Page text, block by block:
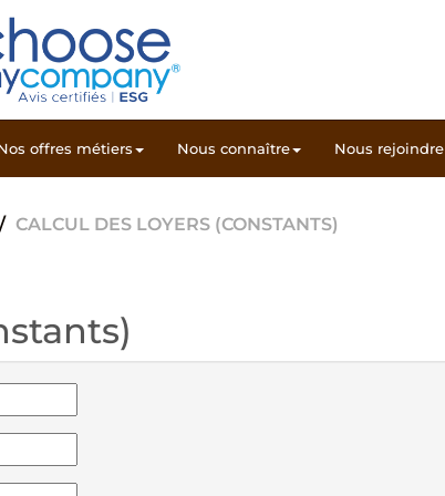
offres métiers Nous connaître Nous rejoindre
CALCUL DES LOYERS (CONSTANTS)